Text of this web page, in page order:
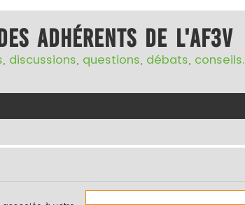
adhérents de l'AF3V
discussions, questions, débats, conseils.